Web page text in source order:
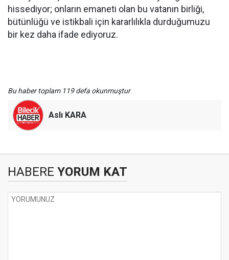
hissediyor; onların emaneti olan bu vatanın birliği,
bütünlüğü ve istikbali için kararlılıkla durduğumuzu
bir kez daha ifade ediyoruz.
Bu haber toplam 119 defa okunmuştur
Aslı KARA
HABERE YORUM KAT